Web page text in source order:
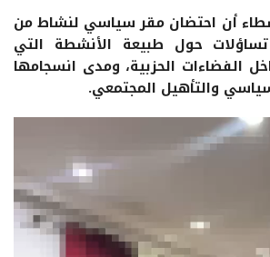
أن احتضان مقر سياسي لنشاط من
حول طبيعة الأنشطة التي
الفضاءات الحزبية، ومدى انسجامها
والتأهيل المجتمعي.